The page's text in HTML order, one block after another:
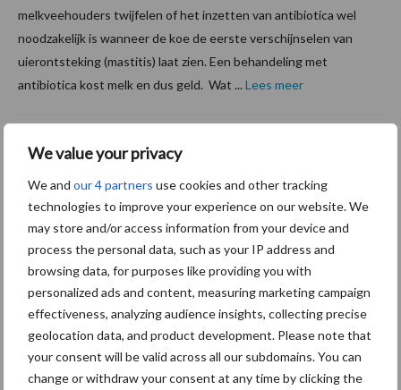
We value your privacy
We and our 4 partners use cookies and other tracking
technologies to improve your experience on our website. We
may store and/or access information from your device and
process the personal data, such as your IP address and
browsing data, for purposes like providing you with
personalized ads and content, measuring marketing campaign
effectiveness, analyzing audience insights, collecting precise
geolocation data, and product development. Please note that
your consent will be valid across all our subdomains. You can
change or withdraw your consent at any time by clicking the
melkveehouders twijfelen of het inzetten van antibiotica wel
noodzakelijk is wanneer de koe de eerste verschijnselen van
uierontsteking (mastitis) laat zien. Een behandeling met
antibiotica kost melk en dus geld. Wat ... Lees meer
bestrijdi
ng van E.
coli,
Klebsiell
a en
Streptoc
occus uberis.